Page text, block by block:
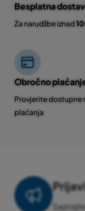
Besplatna
Za narudžbe iznad
Obročno
Provjerite dostupne
plaćanja